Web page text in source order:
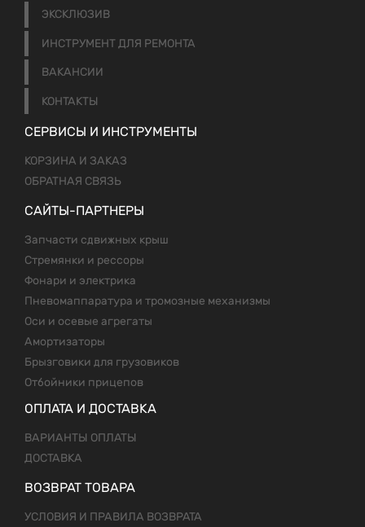
ЭКСКЛЮЗИВ
ИНСТРУМЕНТ ДЛЯ РЕМОНТА
ВАКАНСИИ
КОНТАКТЫ
СЕРВИСЫ И ИНСТРУМЕНТЫ
КОРЗИНА И ЗАКАЗ
ОБРАТНАЯ СВЯЗЬ
САЙТЫ-ПАРТНЕРЫ
Запчасти сдвижных крыш
Стремянки и рессоры
Фонари и электрика
Пневомаппаратура и тромозные механизмы
Оси и осевые агрегаты
Амортизаторы
Брызговики для грузовиков
Отбойники прицепов
ОПЛАТА И ДОСТАВКА
ВАРИАНТЫ ОПЛАТЫ
ДОСТАВКА
ВОЗВРАТ ТОВАРА
УСЛОВИЯ И ПРАВИЛА ВОЗВРАТА